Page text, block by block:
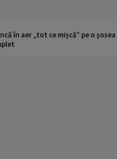
în aer „tot ce mișcă” pe o